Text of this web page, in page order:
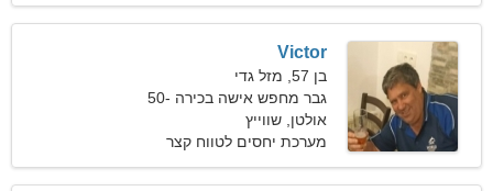
Victor
בן 57, מזל גדי
גבר מחפש אישה בכירה 50-
55
אולטן, שווייץ
מערכת יחסים לטווח קצר